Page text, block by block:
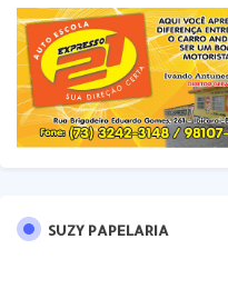
SUZY PAPELARIA